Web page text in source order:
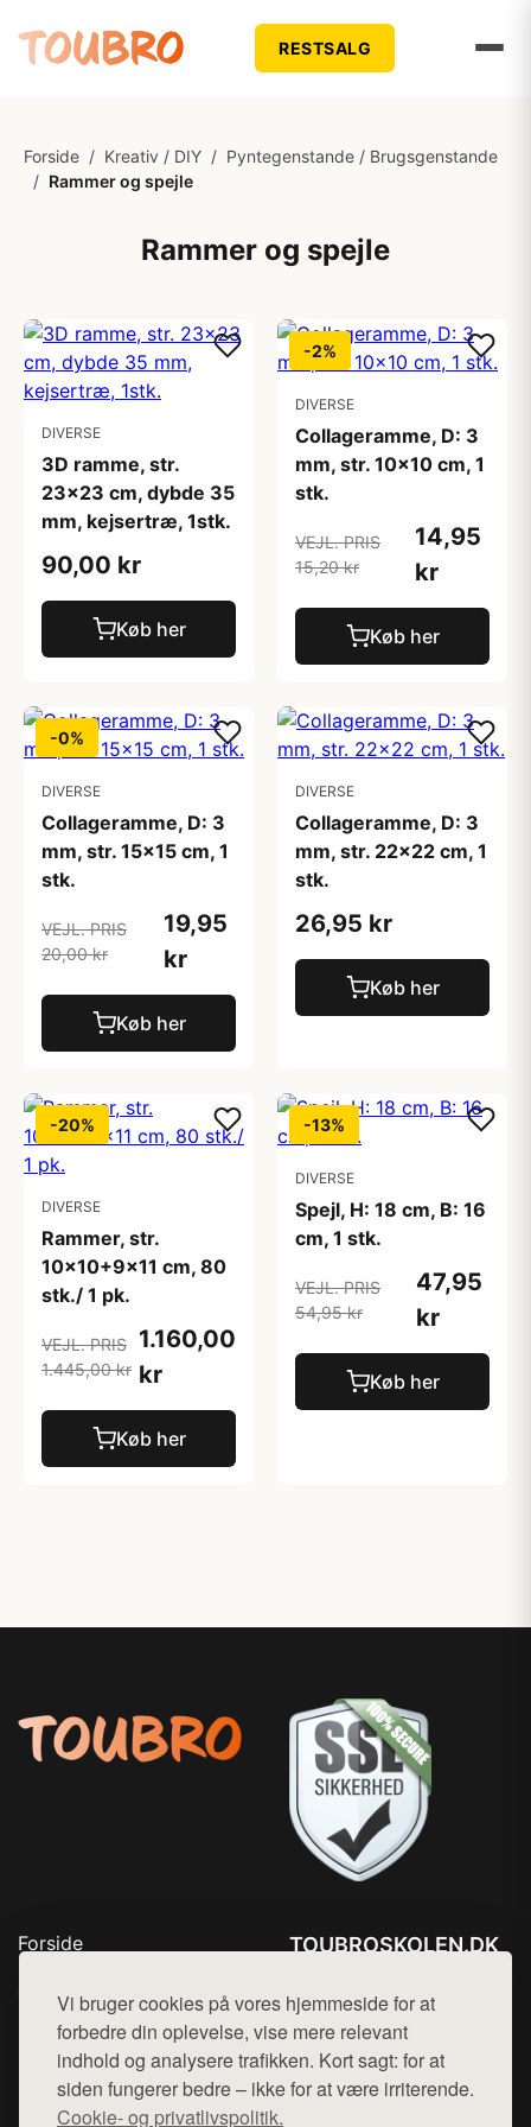
Vi bruger cookies på vores hjemmeside for at
forbedre din oplevelse, vise mere relevant
indhold og analysere trafikken. Kort sagt: for at
siden fungerer bedre – ikke for at være irriterende.
Cookie- og privatlivspolitik.
RESTSALG
Forside / Kreativ / DIY / Pyntegenstande / Brugsgenstande
/ Rammer og spejle
Rammer og spejle
DIVERSE
3D ramme, str.
23x23 cm, dybde 35
mm, kejsertræ, 1stk.
90,00 kr
Køb her
-2%
DIVERSE
Collageramme, D: 3
mm, str. 10x10 cm, 1
stk.
VEJL. PRIS
15,20 kr
14,95
kr
Køb her
-0%
DIVERSE
Collageramme, D: 3
mm, str. 15x15 cm, 1
stk.
VEJL. PRIS
20,00 kr
19,95
kr
Køb her
DIVERSE
Collageramme, D: 3
mm, str. 22x22 cm, 1
stk.
26,95 kr
Køb her
-20%
DIVERSE
Rammer, str.
10x10+9x11 cm, 80
stk./ 1 pk.
VEJL. PRIS
1.445,00 kr
1.160,00
kr
Køb her
-13%
DIVERSE
Spejl, H: 18 cm, B: 16
cm, 1 stk.
VEJL. PRIS
54,95 kr
47,95
kr
Køb her
Forside
Top Rabatter
Blog
Kontakt
TOUBROSKOLEN.DK
Mail: hej@want.dk
Cookie- og privatlivspolitik